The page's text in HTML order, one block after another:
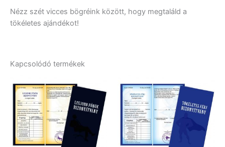
Nézz szét vicces bögréink között, hogy megtaláld a
tökéletes ajándékot!
Kapcsolódó termékek